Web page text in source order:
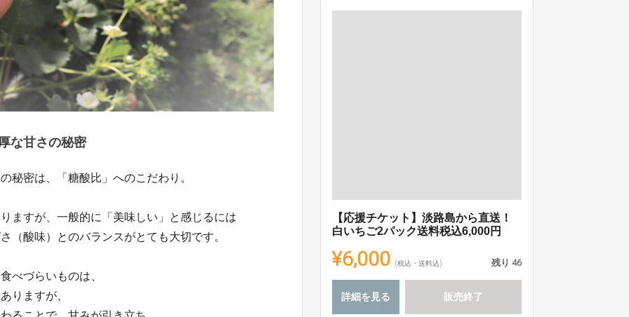
な甘さの秘密
秘密は、「糖酸比」へのこだわり。
ますが、一般的に「美味しい」と感じるには
（酸味）とのバランスがとても大切です。
べづらいものは、
りますが、
【応援チケット】淡路島から直送！
白いちご2パック送料税込6,000円
¥6,000 (税込・送料込) 残り 46
詳細を見る 販売終了